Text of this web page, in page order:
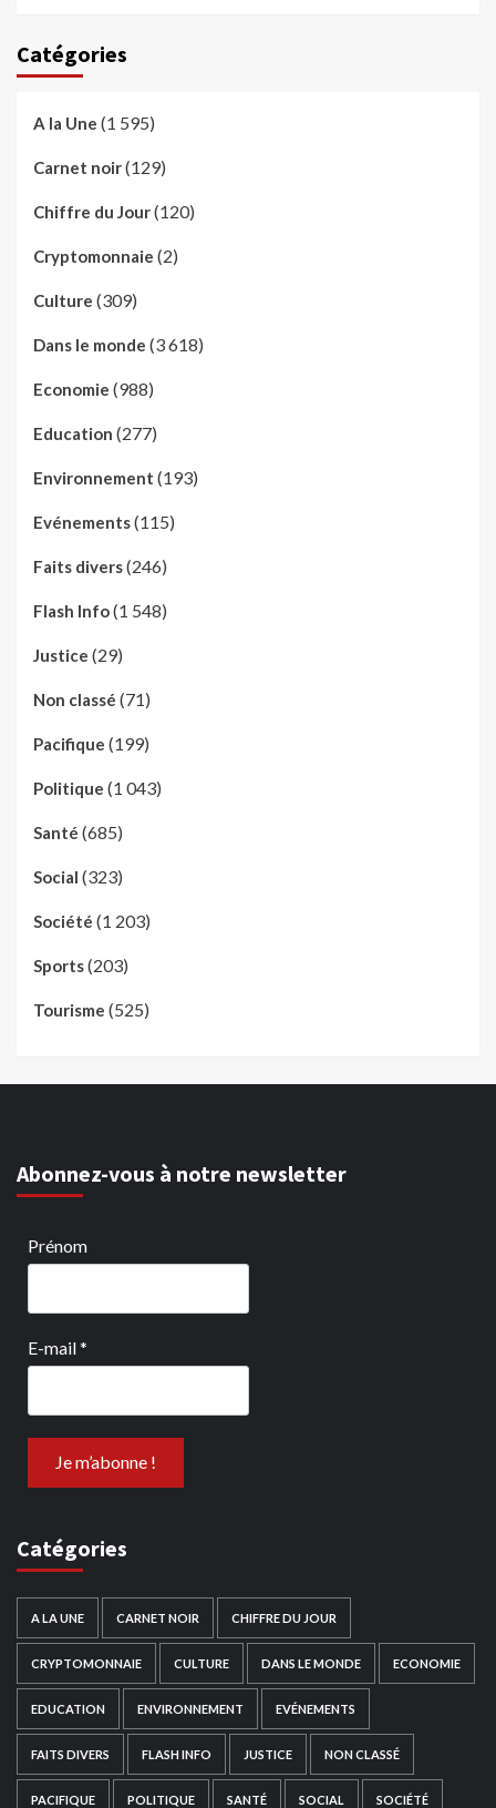
Catégories
A la Une (1 595)
Carnet noir(129)
Chiffre du Jour(120)
Cryptomonnaie (2)
Culture (309)
Dans le monde (3 618)
Economie (988)
Education (277)
Environnement (193)
Evénements(115)
Faits divers(246)
Flash Info(1 548)
Justice (29)
Non classé (71)
Pacifique (199)
Politique (1 043)
Santé (685)
Social (323)
Société (1 203)
Sports(203)
Tourisme (525)
Abonnez-vous à notre newsletter
Prénom
E-mail*
Catégories
A LA UNE CARNET NOIR CHIFFRE DU JOUR
CRYPTOMONNAIE CULTURE DANS LE MONDE ECONOMIE
EDUCATION ENVIRONNEMENT EVÉNEMENTS
FAITS DIVERS FLASH INFO JUSTICE NON CLASSÉ
PACIFIQUE POLITIQUE SANTÉ SOCIAL SOCIÉTÉ